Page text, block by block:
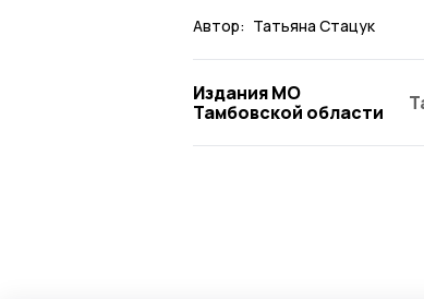
Автор: Татьяна Стацук
Издания МО
Тамбовской области